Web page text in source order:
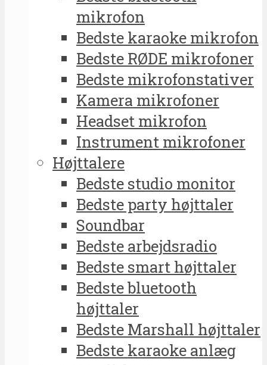
mikrofon
Bedste karaoke mikrofon
Bedste RØDE mikrofoner
Bedste mikrofonstativer
Kamera mikrofoner
Headset mikrofon
Instrument mikrofoner
Højttalere
Bedste studio monitor
Bedste party højttaler
Soundbar
Bedste arbejdsradio
Bedste smart højttaler
Bedste bluetooth
højttaler
Bedste Marshall højttaler
Bedste karaoke anlæg